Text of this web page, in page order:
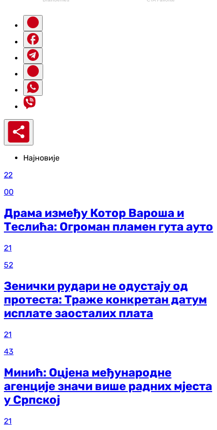
Најновије
22
00
Драма између Котор Вароша и
Теслића: Огроман пламен гута ауто
21
52
Зенички рудари не одустају од
протеста: Траже конкретан датум
исплате заосталих плата
21
43
Минић: Оцјена међународне
агенције значи више радних мјеста
у Српској
21